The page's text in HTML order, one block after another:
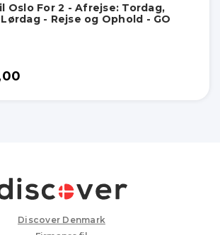
Oslo For 2 - Afrejse: Tordag,
- Rejse og Ophold - GO
Discover Denmark